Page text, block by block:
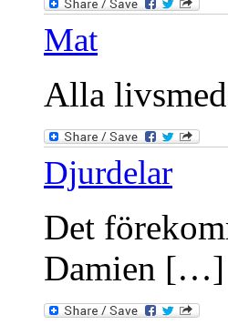
Mat
Alla
Djurdelar
Det
Damien […]